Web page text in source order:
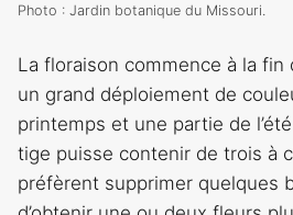
Photo : Jardin botanique du Missouri.
La floraison commence à la fin
un grand déploiement de
printemps et une partie de
tige puisse contenir de trois à
préfèrent supprimer quelques